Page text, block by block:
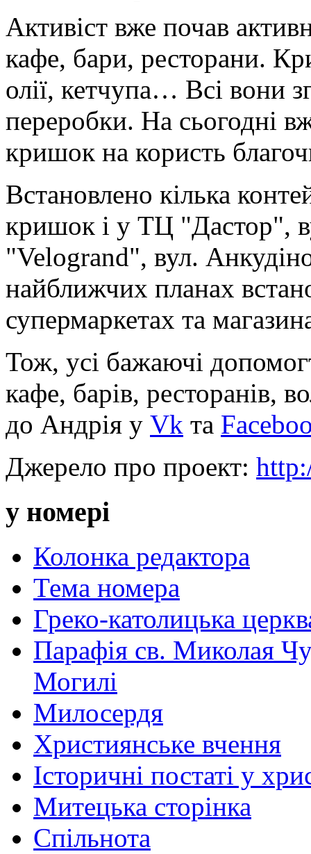
Активіст вже почав
кафе, бари, ресторани.
олії, кетчупа… Всі вони
переробки. На сьогодні
кришок на користь
Встановлено кілька
кришок і у ТЦ "Дастор",
"Velogrand", вул.
найближчих планах
супермаркетах та
Тож, усі бажаючі
кафе, барів, ресторанів,
до Андрія у Vk та
Джерело про проект:
у номері
Колонка редактора
Тема номера
Греко-католицька
Парафія св. Миколая
Могилі
Милосердя
Християнське вчення
Історичні постаті у
Митецька сторінка
Спільнота